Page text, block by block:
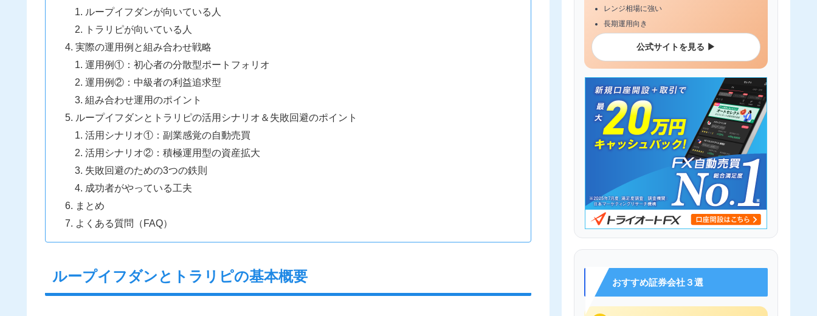
ループイフダンが向いている人
トラリピが向いている人
実際の運用例と組み合わせ戦略
運用例①：初心者の分散型ポートフォリオ
運用例②：中級者の利益追求型
組み合わせ運用のポイント
ループイフダンとトラリピの活用シナリオ＆失敗回避のポイント
活用シナリオ①：副業感覚の自動売買
活用シナリオ②：積極運用型の資産拡大
失敗回避のための3つの鉄則
成功者がやっている工夫
まとめ
よくある質問（FAQ）
ループイフダンとトラリピの基本概要
レンジ相場に強い
長期運用向き
公式サイトを見る ▶
おすすめ証券会社３選